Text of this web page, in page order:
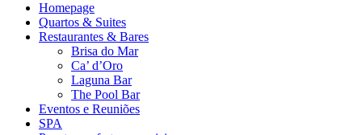
Homepage
Quartos & Suites
Restaurantes & Bares
Brisa do Mar
Ca’ d’Oro
Laguna Bar
The Pool Bar
Eventos e Reuniões
SPA